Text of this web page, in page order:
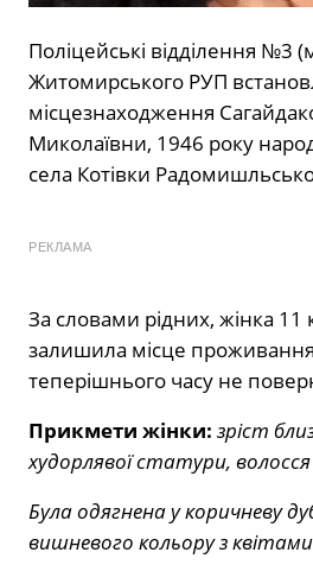
Поліцейські відділення
Житомирського РУП
місцезнаходження
Миколаївни, 1946 року
села Котівки
РЕКЛАМА
За словами рідних, жінка 11
залишила місце
теперішнього часу не
Прикмети жінки: зріст
худорлявої статури, волосся
Була одягнена у коричневу
вишневого кольору з